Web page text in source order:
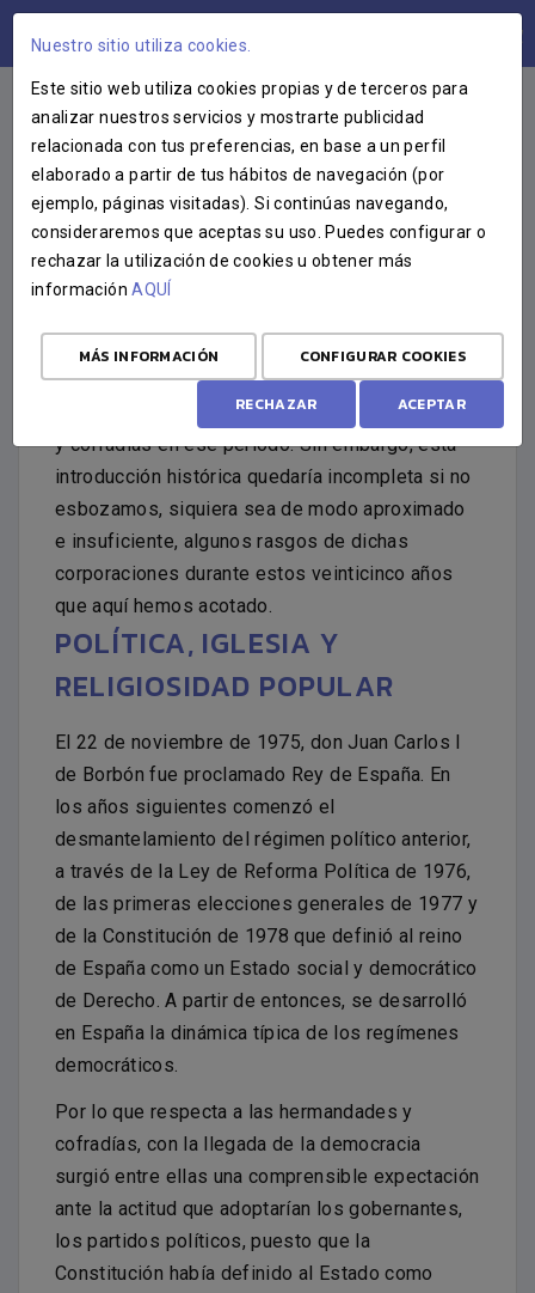
ÉPOCA ACTUAL (1975-)
REINADO DE JUAN CARLOS I Y
DEMOCRACIA (1975-2000)
El último cuarto del siglo XX, necesita y requiere
todavía una perspectiva más amplia para poder
intentar abordar una historia de las hermandades
y cofradías en ese período. Sin embargo, esta
introducción histórica quedaría incompleta si no
esbozamos, siquiera sea de modo aproximado
e insuficiente, algunos rasgos de dichas
corporaciones durante estos veinticinco años
que aquí hemos acotado.
POLÍTICA, IGLESIA Y
RELIGIOSIDAD POPULAR
El 22 de noviembre de 1975, don Juan Carlos I
de Borbón fue proclamado Rey de España. En
los años siguientes comenzó el
desmantelamiento del régimen político anterior,
a través de la Ley de Reforma Política de 1976,
de las primeras elecciones generales de 1977 y
de la Constitución de 1978 que definió al reino
de España como un Estado social y democrático
de Derecho. A partir de entonces, se desarrolló
en España la dinámica típica de los regímenes
democráticos.
Por lo que respecta a las hermandades y
cofradías, con la llegada de la democracia
surgió entre ellas una comprensible expectación
ante la actitud que adoptarían los gobernantes,
los partidos políticos, puesto que la
Constitución había definido al Estado como
Nuestro sitio utiliza cookies.
Este sitio web utiliza cookies propias y de terceros para
analizar nuestros servicios y mostrarte publicidad
relacionada con tus preferencias, en base a un perfil
elaborado a partir de tus hábitos de navegación (por
ejemplo, páginas visitadas). Si continúas navegando,
consideraremos que aceptas su uso. Puedes configurar o
rechazar la utilización de cookies u obtener más
informaciónAQUÍ
MÁS INFORMACIÓN CONFIGURAR COOKIES
RECHAZAR ACEPTAR